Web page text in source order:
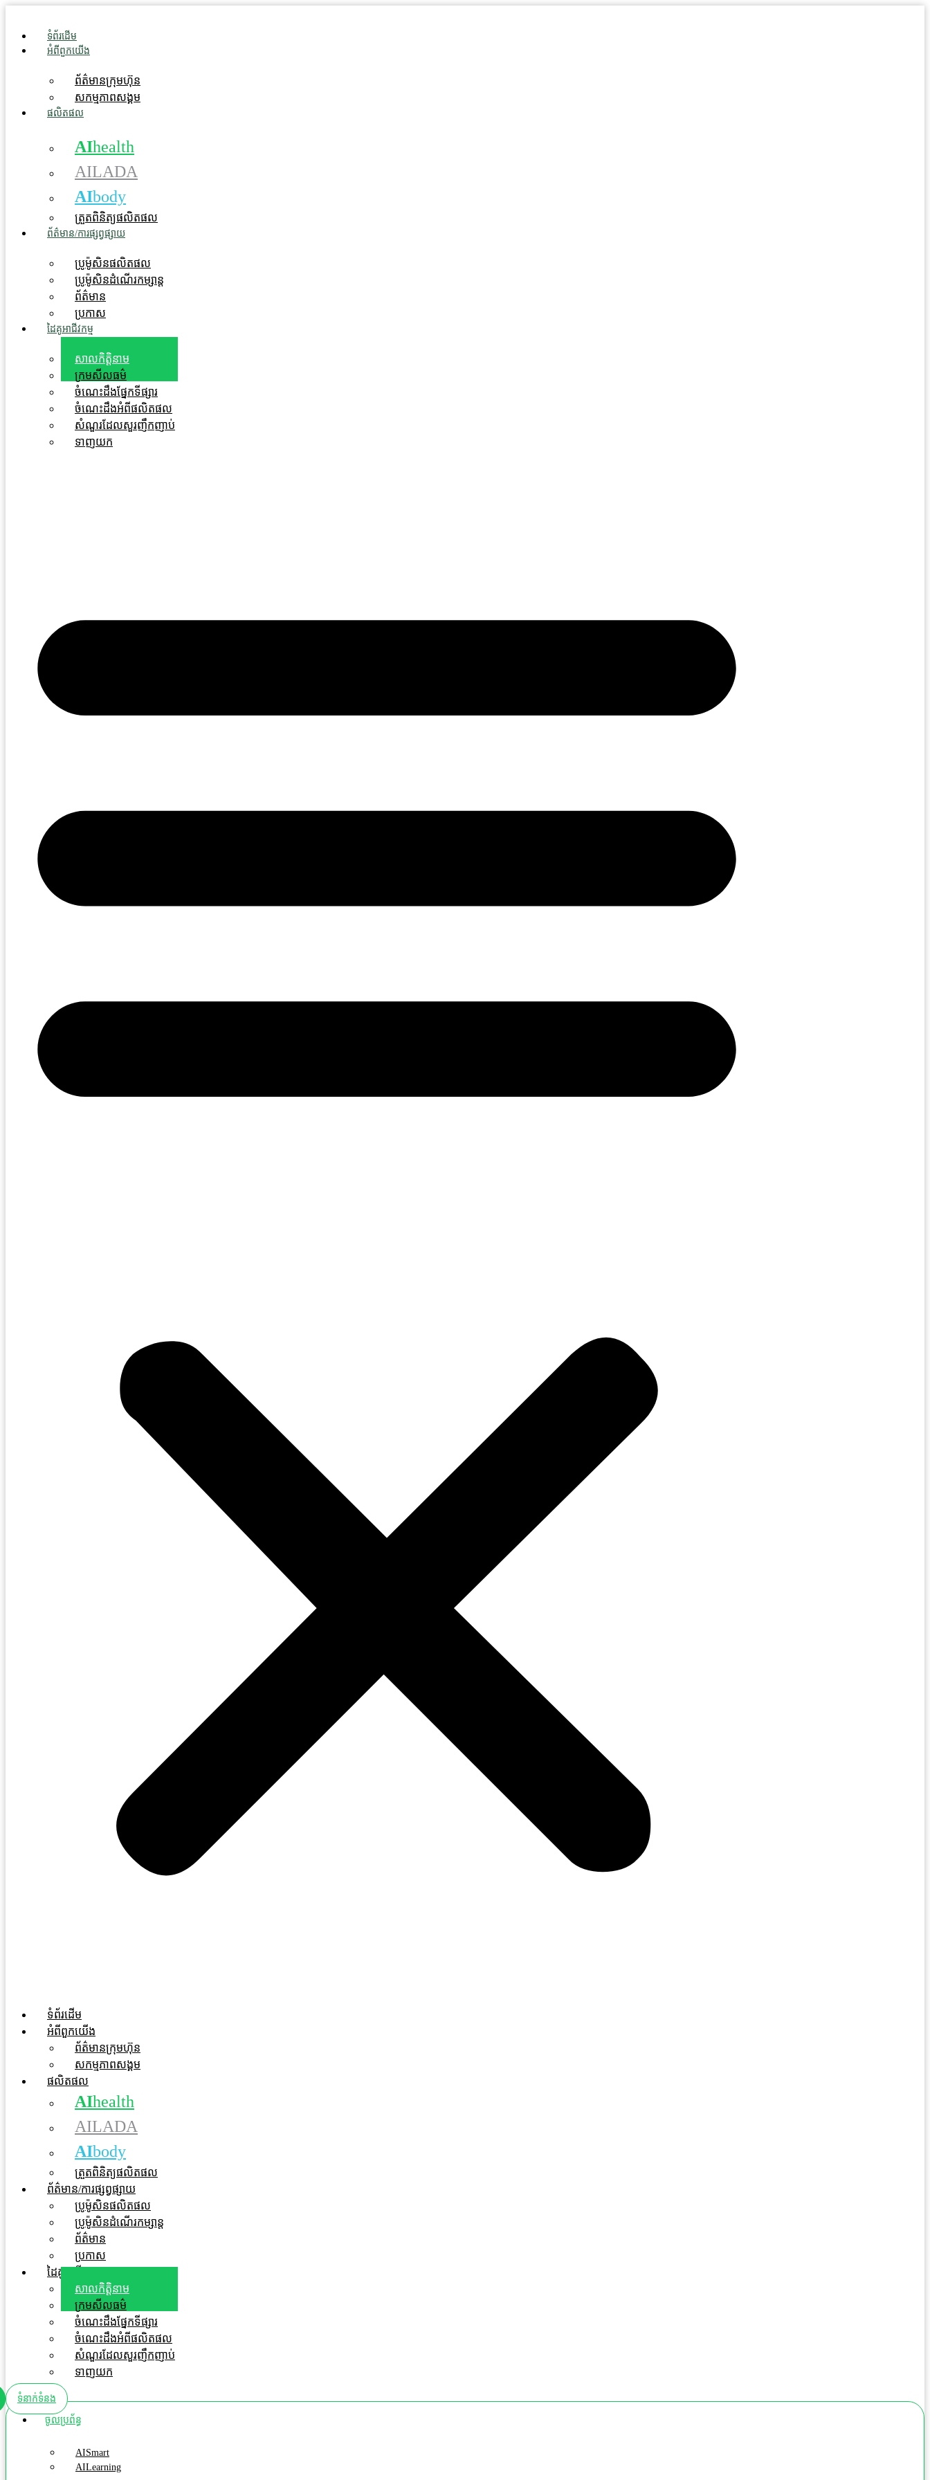
content
ទំព័រដើម
អំពីពួកយើង
ព័ត៌មានក្រុមហ៊ុន
សកម្មភាពសង្គម
ផលិតផល
AIhealth
AILADA
AIbody
ត្រួតពិនិត្យផលិតផល
ព័ត៌មាន/ការផ្សព្វផ្សាយ
ប្រូម៉ូសិនផលិតផល
ប្រូម៉ូសិនដំណើរកម្សាន្ត
ព័ត៌មាន
ប្រកាស
ដៃគូអាជីវកម្ម
សាលកិត្តិនាម
ក្រមសីលធម៌
ចំណេះដឹងផ្នែកទីផ្សារ
ចំណេះដឹងអំពីផលិតផល
សំណួរដែលសួរញឹកញាប់
ទាញយក
ទំព័រដើម
អំពីពួកយើង
ព័ត៌មានក្រុមហ៊ុន
សកម្មភាពសង្គម
ផលិតផល
AIhealth
AILADA
AIbody
ត្រួតពិនិត្យផលិតផល
ព័ត៌មាន/ការផ្សព្វផ្សាយ
ប្រូម៉ូសិនផលិតផល
ប្រូម៉ូសិនដំណើរកម្សាន្ត
ព័ត៌មាន
ប្រកាស
ដៃគូអាជីវកម្ម
សាលកិត្តិនាម
ក្រមសីលធម៌
ចំណេះដឹងផ្នែកទីផ្សារ
ចំណេះដឹងអំពីផលិតផល
សំណួរដែលសួរញឹកញាប់
ទាញយក
ទំនាក់ទំនង
ចូលប្រព័ន្ធ
AISmart
AILearning